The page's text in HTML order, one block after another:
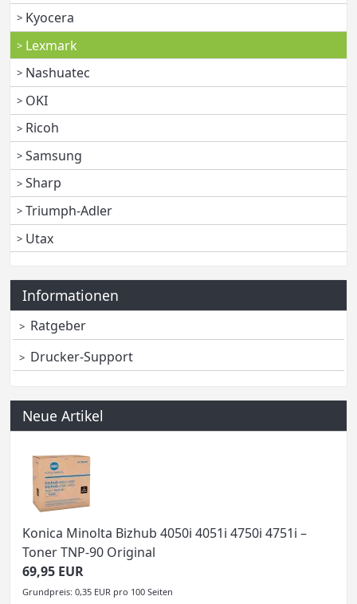
Kyocera
Lexmark
Nashuatec
OKI
Ricoh
Samsung
Sharp
Triumph-Adler
Utax
Informationen
Ratgeber
Drucker-Support
Neue Artikel
Konica Minolta Bizhub 4050i 4051i 4750i 4751i –
Toner TNP-90 Original
69,95 EUR
Grundpreis: 0,35 EUR pro 100 Seiten